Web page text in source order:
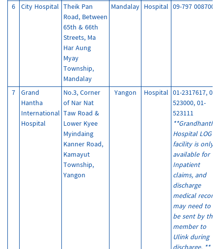
6 City Hospital Theik Pan
Road, Between
65th & 66th
Streets, Ma
Har Aung
Myay
Township,
Mandalay
Mandalay Hospital 09-797 008700
7 Grand
Hantha
International
Hospital
No.3, Corner
of Nar Nat
Taw Road &
Lower Kyee
Myindaing
Kanner Road,
Kamayut
Township,
Yangon
Yangon Hospital 01-2317617, 01-
523000, 01-
523111
**Grandhantha
Hospital LOG
facility is only
available for
Inpatient
claims, and
discharge
medical record
may need to
be sent by the
member to
Ulink during